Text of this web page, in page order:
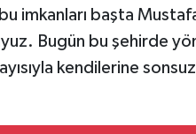
imkanları başta
Bugün bu şehirde
kendilerine sonsuz